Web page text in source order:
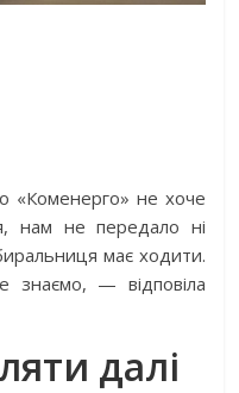
не хоче
нам не передало ні
має ходити.
— відповіла
далі